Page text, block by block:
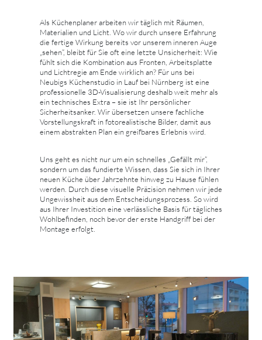
Als Küchenplaner arbeiten wir täglich mit Räumen,
Materialien und Licht. Wo wir durch unsere Erfahrung
die fertige Wirkung bereits vor unserem inneren Auge
„sehen“, bleibt für Sie oft eine letzte Unsicherheit: Wie
fühlt sich die Kombination aus Fronten, Arbeitsplatte
und Lichtregie am Ende wirklich an? Für uns bei
Neubigs Küchenstudio in Lauf bei Nürnberg ist eine
professionelle 3D-Visualisierung deshalb weit mehr als
ein technisches Extra – sie ist Ihr persönlicher
Sicherheitsanker. Wir übersetzen unsere fachliche
Vorstellungskraft in fotorealistische Bilder, damit aus
einem abstrakten Plan ein greifbares Erlebnis wird.
Uns geht es nicht nur um ein schnelles „Gefällt mir“,
sondern um das fundierte Wissen, dass Sie sich in Ihrer
neuen Küche über Jahrzehnte hinweg zu Hause fühlen
werden. Durch diese visuelle Präzision nehmen wir jede
Ungewissheit aus dem Entscheidungsprozess. So wird
aus Ihrer Investition eine verlässliche Basis für tägliches
Wohlbefinden, noch bevor der erste Handgriff bei der
Montage erfolgt.